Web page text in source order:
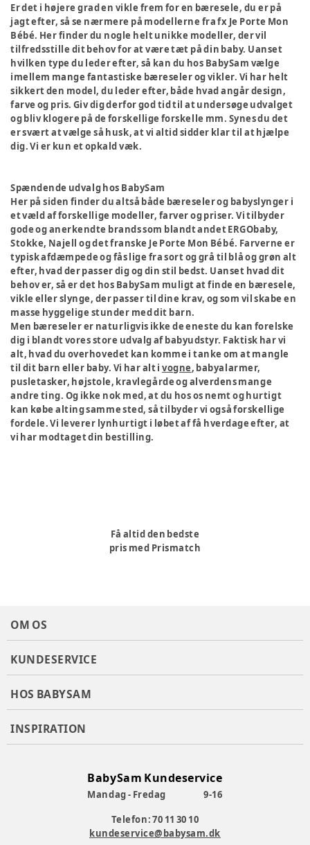
Er det i højere grad en vikle frem for en bæresele, du er på
jagt efter, så se nærmere på modellerne fra fx Je Porte Mon
Bébé. Her finder du nogle helt unikke modeller, der vil
tilfredsstille dit behov for at være tæt på din baby. Uanset
hvilken type du leder efter, så kan du hos BabySam vælge
imellem mange fantastiske bæreseler og vikler. Vi har helt
sikkert den model, du leder efter, både hvad angår design,
farve og pris. Giv dig derfor god tid til at undersøge udvalget
og bliv klogere på de forskellige forskelle mm. Synes du det
er svært at vælge så husk, at vi altid sidder klar til at hjælpe
dig. Vi er kun et opkald væk.
Spændende udvalg hos BabySam
Her på siden finder du altså både bæreseler og babyslynger i
et væld af forskellige modeller, farver og priser. Vi tilbyder
gode og anerkendte brands som blandt andet ERGObaby,
Stokke, Najell og det franske Je Porte Mon Bébé. Farverne er
typisk afdæmpede og fås lige fra sort og grå til blå og grøn alt
efter, hvad der passer dig og din stil bedst. Uanset hvad dit
behov er, så er det hos BabySam muligt at finde en bæresele,
vikle eller slynge, der passer til dine krav, og som vil skabe en
masse hyggelige stunder med dit barn.
Men bæreseler er naturligvis ikke de eneste du kan forelske
dig i blandt vores store udvalg af babyudstyr. Faktisk har vi
alt, hvad du overhovedet kan komme i tanke om at mangle
til dit barn eller baby. Vi har alt ivogne, babyalarmer,
pusletasker, højstole, kravlegårde og alverdens mange
andre ting. Og ikke nok med, at du hos os nemt og hurtigt
kan købe alting samme sted, så tilbyder vi også forskellige
fordele. Vi leverer lynhurtigt i løbet af få hverdage efter, at
vi har modtaget din bestilling.
Få altid den bedste
pris med Prismatch
OM OS
KUNDESERVICE
HOS BABYSAM
INSPIRATION
BabySam Kundeservice
Mandag - Fredag
9-16
Telefon: 70 11 30 10
kundeservice@babysam.dk